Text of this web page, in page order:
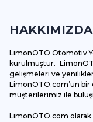
Ürün
Bu ürüne
HAKKIMIZDA
LimonOTO Otomotiv
kurulmuştur.
gelişmeleri ve
LimonOTO.com’un bir
müşterilerimiz ile
LimonOTO.com